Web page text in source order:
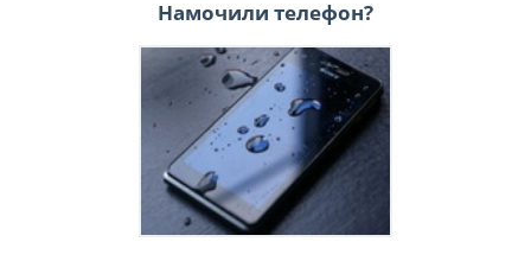
Намочили телефон?